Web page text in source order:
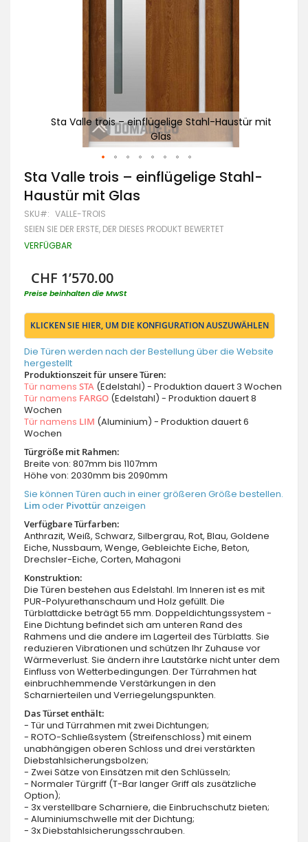
Sta Valle trois – einflügelige Stahl-Haustür mit
Glas
Zum
Anfang
der
Bildgalerie
springen
Sta Valle trois – einflügelige Stahl-
Haustür mit Glas
SKU VALLE-TROIS
SEIEN SIE DER ERSTE, DER DIESES PRODUKT BEWERTET
VERFÜGBAR
CHF 1’570.00
Preise beinhalten die MwSt
KLICKEN SIE HIER, UM DIE KONFIGURATION AUSZUWÄHLEN
Die Türen werden nach der Bestellung über die Website
hergestellt
Produktionszeit für unsere Türen:
Tür namens STA (Edelstahl) - Produktion dauert 3 Wochen
Tür namens FARGO (Edelstahl) - Produktion dauert 8
Wochen
Tür namens LIM (Aluminium) - Produktion dauert 6
Wochen
Türgröße mit Rahmen:
Breite von: 807mm bis 1107mm
Höhe von: 2030mm bis 2090mm
Sie können Türen auch in einer größeren Größe bestellen.
Limoder Pivottüranzeigen
Verfügbare Türfarben:
Anthrazit, Weiß, Schwarz, Silbergrau, Rot, Blau, Goldene
Eiche, Nussbaum, Wenge, Gebleichte Eiche, Beton,
Drechsler-Eiche, Corten, Mahagoni
Konstruktion:
Die Türen bestehen aus Edelstahl. Im Inneren ist es mit
PUR-Polyurethanschaum und Holz gefüllt. Die
Türblattdicke beträgt 55 mm. Doppeldichtungssystem -
Eine Dichtung befindet sich am unteren Rand des
Rahmens und die andere im Lagerteil des Türblatts. Sie
reduzieren Vibrationen und schützen Ihr Zuhause vor
Wärmeverlust. Sie ändern ihre Lautstärke nicht unter dem
Einfluss von Wetterbedingungen. Der Türrahmen hat
einbruchhemmende Verstärkungen in den
Scharnierteilen und Verriegelungspunkten.
Das Türset enthält:
- Tür und Türrahmen mit zwei Dichtungen;
- ROTO-Schließsystem (Streifenschloss) mit einem
unabhängigen oberen Schloss und drei verstärkten
Diebstahlsicherungsbolzen;
- Zwei Sätze von Einsätzen mit den Schlüsseln;
- Normaler Türgriff (T-Bar langer Griff als zusätzliche
Option);
- 3x verstellbare Scharniere, die Einbruchschutz bieten;
- Aluminiumschwelle mit der Dichtung;
- 3x Diebstahlsicherungsschrauben.